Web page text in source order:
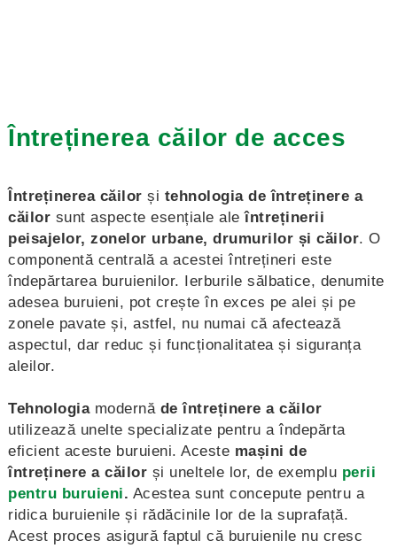
Întreținerea căilor de acces
Întreținerea căilor și tehnologia de întreținere a
căilor sunt aspecte esențiale aleîntreținerii
peisajelor, zonelor urbane, drumurilor și căilor. O
componentă centrală a acestei întrețineri este
îndepărtarea buruienilor. Ierburile sălbatice, denumite
adesea buruieni, pot crește în exces pe alei și pe
zonele pavate și, astfel, nu numai că afectează
aspectul, dar reduc și funcționalitatea și siguranța
aleilor.
Tehnologiamodernă de întreținere a căilor
utilizează unelte specializate pentru a îndepărta
eficient aceste buruieni. Aceste mașini de
întreținere a căilor și uneltele lor, de exemplu perii
pentru buruieni. Acestea sunt concepute pentru a
ridica buruienile și rădăcinile lor de la suprafață.
Acest proces asigură faptul că buruienile nu cresc